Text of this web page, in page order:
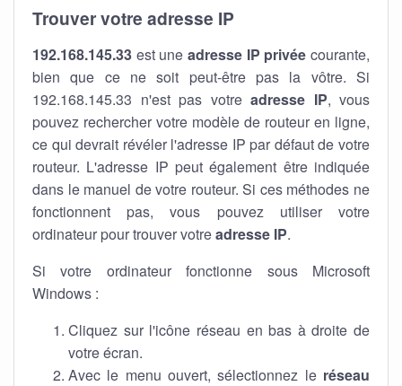
Trouver votre adresse IP
192.168.145.33 est une adresse IP privée courante,
bien que ce ne soit peut-être pas la vôtre. Si
192.168.145.33 n'est pas votre adresse IP, vous
pouvez rechercher votre modèle de routeur en ligne,
ce qui devrait révéler l'adresse IP par défaut de votre
routeur. L'adresse IP peut également être indiquée
dans le manuel de votre routeur. Si ces méthodes ne
fonctionnent pas, vous pouvez utiliser votre
ordinateur pour trouver votreadresse IP.
Si votre ordinateur fonctionne sous Microsoft
Windows :
Cliquez sur l'icône réseau en bas à droite de
votre écran.
Avec le menu ouvert, sélectionnez le réseau